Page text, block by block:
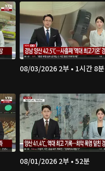
08/03/2026 2부 • 1시간 8분
08/01/2026 2부 • 52분